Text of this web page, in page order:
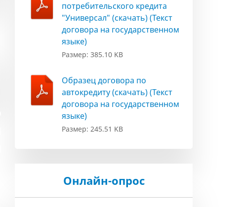
потребительского кредита
"Универсал" (скачать) (Текст
договора на государственном
языке)
Размер: 385.10 KB
Образец договора по
автокредиту (скачать) (Текст
договора на государственном
языке)
Размер: 245.51 KB
Онлайн-опрос